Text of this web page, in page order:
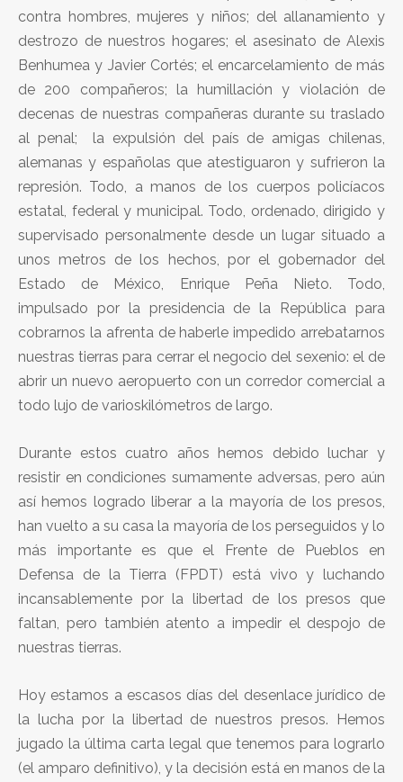
contra hombres, mujeres y niños; del allanamiento y
destrozo de nuestros hogares; el asesinato de Alexis
Benhumea y Javier Cortés; el encarcelamiento de más
de 200 compañeros; la humillación y violación de
decenas de nuestras compañeras durante su traslado
al penal; la expulsión del país de amigas chilenas,
alemanas y españolas que atestiguaron y sufrieron la
represión. Todo, a manos de los cuerpos policíacos
estatal, federal y municipal. Todo, ordenado, dirigido y
supervisado personalmente desde un lugar situado a
unos metros de los hechos, por el gobernador del
Estado de México, Enrique Peña Nieto. Todo,
impulsado por la presidencia de la República para
cobrarnos la afrenta de haberle impedido arrebatarnos
nuestras tierras para cerrar el negocio del sexenio: el de
abrir un nuevo aeropuerto con un corredor comercial a
todo lujo de varioskilómetros de largo.
Durante estos cuatro años hemos debido luchar y
resistir en condiciones sumamente adversas, pero aún
así hemos logrado liberar a la mayoría de los presos,
han vuelto a su casa la mayoría de los perseguidos y lo
más importante es que el Frente de Pueblos en
Defensa de la Tierra (FPDT) está vivo y luchando
incansablemente por la libertad de los presos que
faltan, pero también atento a impedir el despojo de
nuestras tierras.
Hoy estamos a escasos días del desenlace jurídico de
la lucha por la libertad de nuestros presos. Hemos
jugado la última carta legal que tenemos para lograrlo
(el amparo definitivo), y la decisión está en manos de la